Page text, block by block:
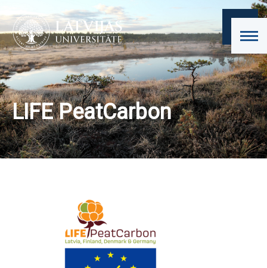
LIFE PeatCarbon